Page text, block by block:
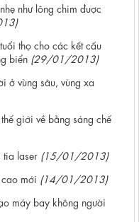
như lông chim đuợc
thọ cho các kết cấu
biển (29/01/2013)
ở vùng sâu, vùng xa
giới về bằng sáng chế
tia laser (15/01/2013)
mới (14/01/2013)
máy bay không người